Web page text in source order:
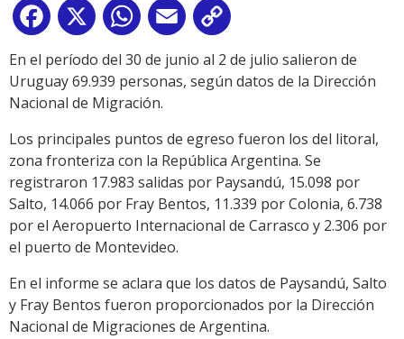
Facebook
X WhatsApp
Email
Link
En el período del 30 de junio al 2 de julio salieron de
Uruguay 69.939 personas, según datos de la Dirección
Nacional de Migración.
Los principales puntos de egreso fueron los del litoral,
zona fronteriza con la República Argentina. Se
registraron 17.983 salidas por Paysandú, 15.098 por
Salto, 14.066 por Fray Bentos, 11.339 por Colonia, 6.738
por el Aeropuerto Internacional de Carrasco y 2.306 por
el puerto de Montevideo.
En el informe se aclara que los datos de Paysandú, Salto
y Fray Bentos fueron proporcionados por la Dirección
Nacional de Migraciones de Argentina.